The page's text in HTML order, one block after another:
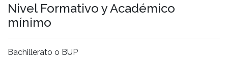
Nivel Formativo y Académico
mínimo
Bachillerato o BUP